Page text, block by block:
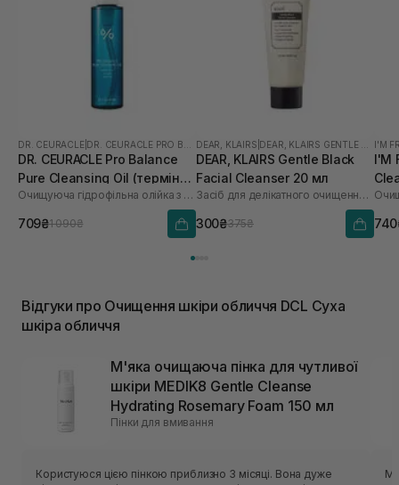
DR. CEURACLE
DR. CEURACLE Pro Balance
Pure Cleansing Oil (термін
до 01.27р.) 155 мл
Очищуюча гідрофільна олійка з пробіотиками
709₴1 090₴
DEAR, KLAIRS
DEAR, KLAIRS Gentle Black
Facial Cleanser 20 мл
Засіб для делікатного очищення обличчя
300₴375₴
I'M
I'M
Відгуки про Очищення шкіри обличчя DCL Суха
шкіра обличчя
М'яка очищаюча пінка для чутливої ​​
шкіри MEDIK8 Gentle Cleanse
Hydrating Rosemary Foam 150 мл
Пінки для вмивання
Користуюся цією пінкою приблизно 3 місяці. Вона дуже